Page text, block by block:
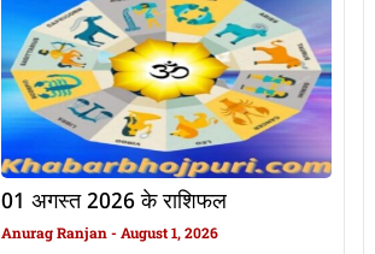
01 अगस्त 2026 के राशिफल
Anurag Ranjan August 1, 2026